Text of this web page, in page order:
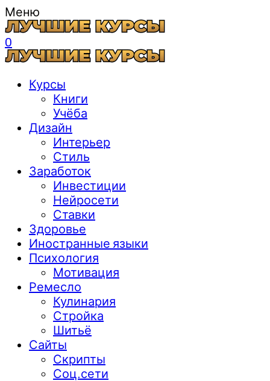
Меню
0
Курсы
Книги
Учёба
Дизайн
Интерьер
Стиль
Заработок
Инвестиции
Нейросети
Ставки
Здоровье
Иностранные языки
Психология
Мотивация
Ремесло
Кулинария
Стройка
Шитьё
Сайты
Скрипты
Соц.сети